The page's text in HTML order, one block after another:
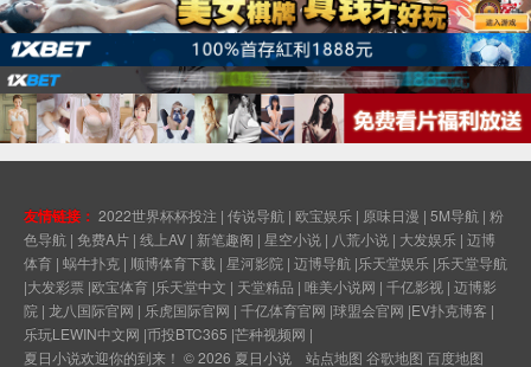
友情链接： 2022世界杯杯投注 | 传说导航 | 欧宝娱乐 | 原味日漫 | 5M导航 | 粉
色导航 | 免费A片 | 线上AV | 新笔趣阁 | 星空小说 | 八荒小说 | 大发娱乐 | 迈博
体育 | 蜗牛扑克 | 顺博体育下载 | 星河影院 | 迈博导航 |乐天堂娱乐 |乐天堂导航
|大发彩票 |欧宝体育 |乐天堂中文 | 天堂精品 | 唯美小说网 | 千亿影视 | 迈博影
院 | 龙八国际官网 | 乐虎国际官网 | 千亿体育官网 |球盟会官网 |EV扑克博客 |
乐玩LEWIN中文网 |币投BTC365 |芒种视频网 |
夏日小说欢迎你的到来！ © 2026 夏日小说 站点地图 谷歌地图 百度地图